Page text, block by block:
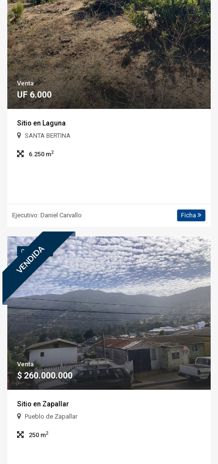
Venta
UF 6.000
Sitio en Laguna
SANTA BERTINA
6.250 m2
Ejecutivo: Daniel Carvallo Ficha
VENDIDA
COD.: 5.339
Venta
$ 260.000.000
Sitio en Zapallar
Pueblo de Zapallar
250 m2